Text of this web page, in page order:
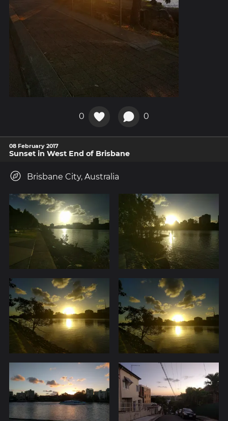
0 0
08 February 2017
Sunset in West End of Brisbane
Brisbane City, Australia